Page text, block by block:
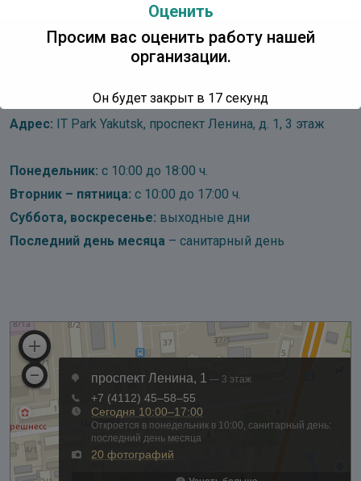
Детская Точка Кипения
Центр Чтения
Адрес: IT Park Yakutsk, проспект Ленина, д. 1, 3 этаж
Понедельник: с 10:00 до 18:00 ч.
Вторник – пятница: с 10:00 до 17:00 ч.
Суббота, воскресенье: выходные дни
Последний день месяца – санитарный день
Оценить
Просим вас оценить работу нашей
организации.
Он будет закрыт в 16 секунд